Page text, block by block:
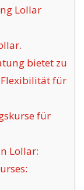
Lollar
bietet zu
für
für
Lollar: